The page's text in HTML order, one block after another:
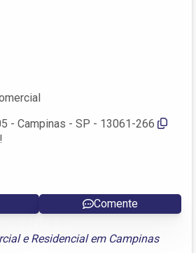
- Campinas - SP - 13061-266
Comente
e Residencial em Campinas